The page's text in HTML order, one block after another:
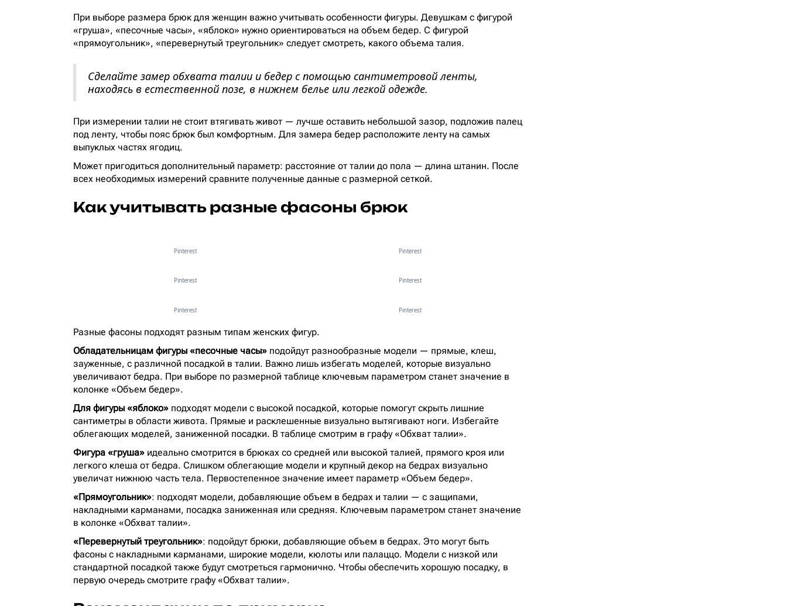
При выборе размера брюк для женщин важно учитывать особенности фигуры. Девушкам с фигурой
«груша», «песочные часы», «яблоко» нужно ориентироваться на объем бедер. С фигурой
«прямоугольник», «перевернутый треугольник» следует смотреть, какого объема талия.
Сделайте замер обхвата талии и бедер с помощью сантиметровой ленты,
находясь в естественной позе, в нижнем белье или легкой одежде.
При измерении талии не стоит втягивать живот — лучше оставить небольшой зазор, подложив палец
под ленту, чтобы пояс брюк был комфортным. Для замера бедер расположите ленту на самых
выпуклых частях ягодиц.
Может пригодиться дополнительный параметр: расстояние от талии до пола — длина штанин. После
всех необходимых измерений сравните полученные данные с размерной сеткой.
Как учитывать разные фасоны брюк
Pinterest Pinterest
Pinterest Pinterest
Pinterest Pinterest
Разные фасоны подходят разным типам женских фигур.
Обладательницам фигуры «песочные часы»подойдут разнообразные модели — прямые, клеш,
зауженные, с различной посадкой в талии. Важно лишь избегать моделей, которые визуально
увеличивают бедра. При выборе по размерной таблице ключевым параметром станет значение в
колонке «Объем бедер».
Для фигуры «яблоко»подходят модели с высокой посадкой, которые помогут скрыть лишние
сантиметры в области живота. Прямые и расклешенные визуально вытягивают ноги. Избегайте
облегающих моделей, заниженной посадки. В таблице смотрим в графу «Обхват талии».
Фигура «груша»идеально смотрится в брюках со средней или высокой талией, прямого кроя или
легкого клеша от бедра. Слишком облегающие модели и крупный декор на бедрах визуально
увеличат нижнюю часть тела. Первостепенное значение имеет параметр «Объем бедер».
«Прямоугольник»: подходят модели, добавляющие объем в бедрах и талии — с защипами,
накладными карманами, посадка заниженная или средняя. Ключевым параметром станет значение
в колонке «Обхват талии».
«Перевернутый треугольник»: подойдут брюки, добавляющие объем в бедрах. Это могут быть
фасоны с накладными карманами, широкие модели, кюлоты или палаццо. Модели с низкой или
стандартной посадкой также будут смотреться гармонично. Чтобы обеспечить хорошую посадку, в
первую очередь смотрите графу «Обхват талии».